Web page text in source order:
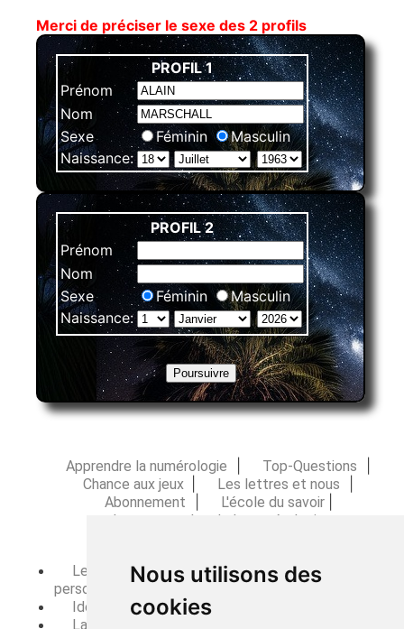
Nous utilisons des
cookies
Merci de préciser le sexe des 2 profils
PROFIL 1
Prénom
Nom
Sexe
Féminin
Masculin
Naissance:
PROFIL 2
Prénom
Nom
Sexe
Féminin
Masculin
Naissance:
Apprendre la numérologie Top-Questions
Chance aux jeux Les lettres et nous
Abonnement L'école du savoir
Les tentacules de la numérologie
Le mois personnel en toile de fond sur l'année
personnelle.
Identifier les opportunités et les défis à venir
La symbolique des nombres maîtres